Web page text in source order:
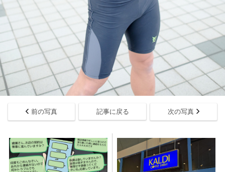
前の写真 記事に戻る 次の写真